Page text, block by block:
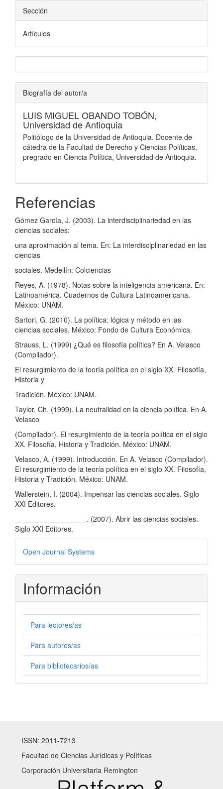
Sección
Artículos
Biografía del autor/a
LUIS MIGUEL OBANDO TOBÓN,
Universidad de Antioquia
Politólogo de la Universidad de Antioquia. Docente de
cátedra de la Facultad de Derecho y Ciencias Políticas,
pregrado en Ciencia Política, Universidad de Antioquia.
Referencias
Gómez García, J. (2003). La interdisciplinariedad en las
ciencias sociales:
una aproximación al tema. En: La interdisciplinariedad en las
ciencias
sociales. Medellín: Colciencias
Reyes, A. (1978). Notas sobre la inteligencia americana. En:
Latinoamérica. Cuadernos de Cultura Latinoamericana.
México: UNAM.
Sartori, G. (2010). La política: lógica y método en las
ciencias sociales. México: Fondo de Cultura Económica.
Strauss, L. (1999) ¿Qué es filosofía política? En A. Velasco
(Compilador).
El resurgimiento de la teoría política en el siglo XX. Filosofía,
Historia y
Tradición. México: UNAM.
Taylor, Ch. (1999). La neutralidad en la ciencia política. En A.
Velasco
(Compilador). El resurgimiento de la teoría política en el siglo
XX. Filosofía, Historia y Tradición. México: UNAM.
Velasco, A. (1999). Introducción. En A. Velasco (Compilador).
El resurgimiento de la teoría política en el siglo XX. Filosofía,
Historia y Tradición. México: UNAM.
Wallerstein, I. (2004). Impensar las ciencias sociales. Siglo
XXI Editores.
__________________. (2007). Abrir las ciencias sociales.
Siglo XXI Editores.
Desarrollado
por
Open Journal Systems
Información
Para lectores/as
Para autores/as
Para bibliotecarios/as
ISSN: 2011-7213
Facultad de Ciencias Jurídicas y Políticas
Corporación Universitaria Remington